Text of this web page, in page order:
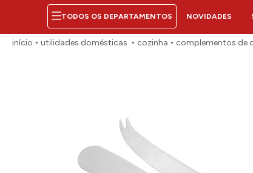
NOVIDADES
utilidades domésticas cozinha complementos de